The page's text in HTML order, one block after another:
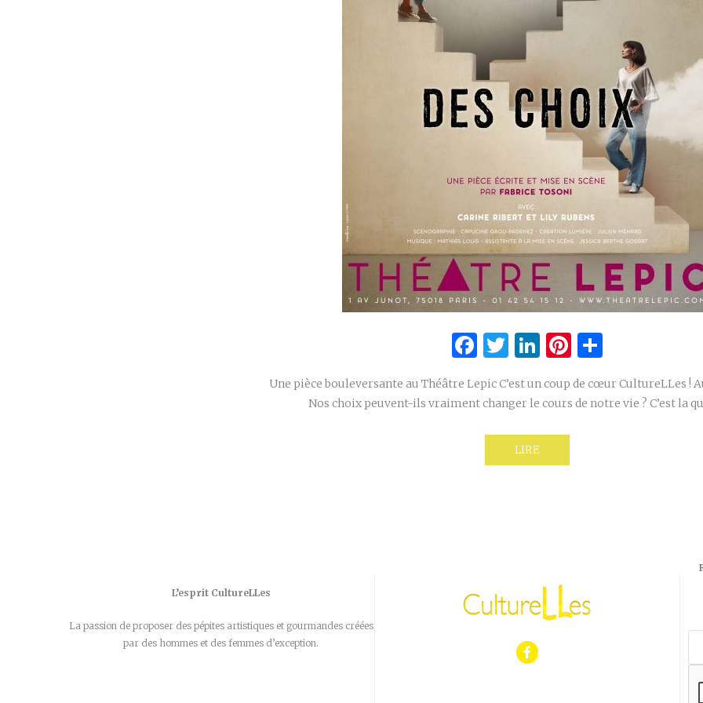
Facebook
Twitter
LinkedIn
Pinterest
Une pièce bouleversante au Théâtre Lepic C’est un coup de cœur CultureLLes !
Nos choix peuvent-ils vraiment changer le cours de notre vie ? C’est la
LIRE
L’esprit CultureLLes
La passion de proposer des pépites artistiques et gourmandes créées
par des hommes et des femmes d’exception.